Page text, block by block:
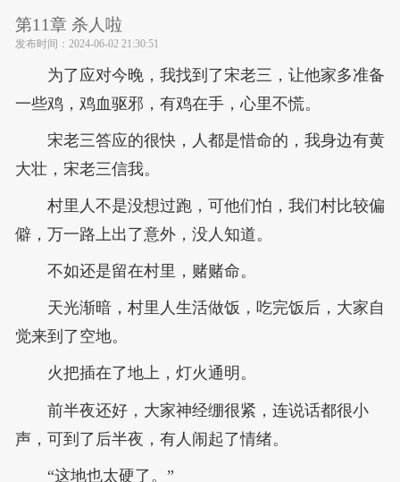
第11章 杀人啦
发布时间： 2024-06-02 21:30:51
为了应对今晚，我找到了宋老三，让他家多准备
一些鸡，鸡血驱邪，有鸡在手，心里不慌。
宋老三答应的很快，人都是惜命的，我身边有黄
大壮，宋老三信我。
村里人不是没想过跑，可他们怕，我们村比较偏
僻，万一路上出了意外，没人知道。
不如还是留在村里，赌赌命。
天光渐暗，村里人生活做饭，吃完饭后，大家自
觉来到了空地。
火把插在了地上，灯火通明。
前半夜还好，大家神经绷很紧，连说话都很小
声，可到了后半夜，有人闹起了情绪。
“这地也太硬了。”